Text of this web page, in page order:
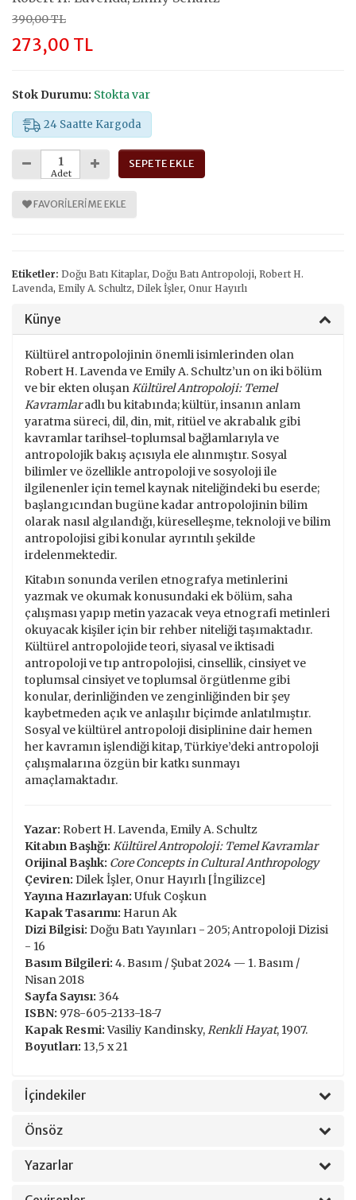
390,00 TL
273,00 TL
Stok Durumu: Stokta var
24 Saatte Kargoda
Adet
SEPETE EKLE
FAVORILERIME EKLE
Etiketler: Doğu Batı Kitaplar, Doğu Batı Antropoloji, Robert H.
Lavenda, Emily A. Schultz, Dilek İşler, Onur Hayırlı
Künye
Kültürel antropolojinin önemli isimlerinden olan
Robert H. Lavenda ve Emily A. Schultz’un on iki bölüm
ve bir ekten oluşanKültürel Antropoloji: Temel
Kavramlaradlı bu kitabında; kültür, insanın anlam
yaratma süreci, dil, din, mit, ritüel ve akrabalık gibi
kavramlar tarihsel-toplumsal bağlamlarıyla ve
antropolojik bakış açısıyla ele alınmıştır. Sosyal
bilimler ve özellikle antropoloji ve sosyoloji ile
ilgilenenler için temel kaynak niteliğindeki bu eserde;
başlangıcından bugüne kadar antropolojinin bilim
olarak nasıl algılandığı, küreselleşme, teknoloji ve bilim
antropolojisi gibi konular ayrıntılı şekilde
irdelenmektedir.
Kitabın sonunda verilen etnografya metinlerini
yazmak ve okumak konusundaki ek bölüm, saha
çalışması yapıp metin yazacak veya etnografi metinleri
okuyacak kişiler için bir rehber niteliği taşımaktadır.
Kültürel antropolojide teori, siyasal ve iktisadi
antropoloji ve tıp antropolojisi, cinsellik, cinsiyet ve
toplumsal cinsiyet ve toplumsal örgütlenme gibi
konular, derinliğinden ve zenginliğinden bir şey
kaybetmeden açık ve anlaşılır biçimde anlatılmıştır.
Sosyal ve kültürel antropoloji disiplinine dair hemen
her kavramın işlendiği kitap, Türkiye’deki antropoloji
çalışmalarına özgün bir katkı sunmayı
amaçlamaktadır.
Yazar: Robert H. Lavenda, Emily A. Schultz
Kitabın Başlığı: Kültürel Antropoloji: Temel Kavramlar
Orijinal Başlık: Core Concepts in Cultural Anthropology
Çeviren: Dilek İşler, Onur Hayırlı [İngilizce]
Yayına Hazırlayan: Ufuk Coşkun
Kapak Tasarımı: Harun Ak
Dizi Bilgisi: Doğu Batı Yayınları - 205; Antropoloji Dizisi
- 16
Basım Bilgileri: 4. Basım / Şubat 2024 — 1. Basım /
Nisan 2018
Sayfa Sayısı: 364
ISBN: 978-605-2133-18-7
Kapak Resmi:Vasiliy Kandinsky,Renkli Hayat, 1907.
Boyutları: 13,5 x 21
İçindekiler
Önsöz
Yazarlar